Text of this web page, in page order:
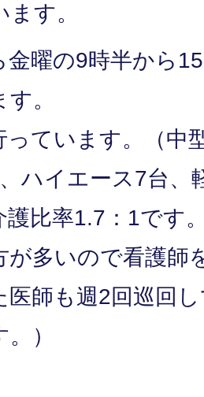
す。
金曜の9時半から
。
っています。（中
ハイエース7台、
護比率1.7：1です
が多いので看護師
医師も週2回巡回
）